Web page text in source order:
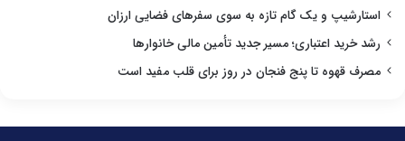
استارشیپ و یک گام تازه به سوی سفرهای فضایی ارزان
رشد خرید اعتباری؛ مسیر جدید تأمین مالی خانوارها
مصرف قهوه تا پنج فنجان در روز برای قلب مفید است